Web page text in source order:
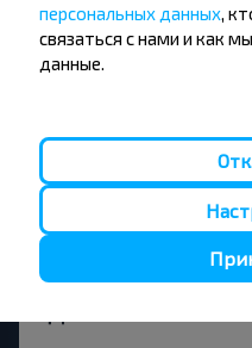
Ялта
Рогачёв
Хотите
персональных данных ,
связаться с нами и как
данные.